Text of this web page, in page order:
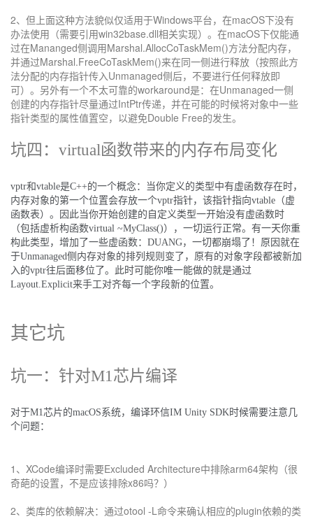
2、但上面这种方法貌似仅适用于Windows平台，在macOS下没有
办法使用（需要引用win32base.dll相关实现）。在macOS下仅能通
过在Mananged侧调用Marshal.AllocCoTaskMem()方法分配内存，
并通过Marshal.FreeCoTaskMem()来在同一侧进行释放（按照此方
法分配的内存指针传入Unmanaged侧后，不要进行任何释放即
可）。另外有一个不太可靠的workaround是：在Unmanaged一侧
创建的内存指针尽量通过IntPtr传递，并在可能的时候将对象中一些
指针类型的属性值置空，以避免Double Free的发生。
坑四：virtual函数带来的内存布局变化
vptr和vtable是C++的一个概念：当你定义的类型中有虚函数存在时，
内存对象的第一个位置会存放一个vptr指针，该指针指向vtable（虚
函数表）。因此当你开始创建的自定义类型一开始没有虚函数时
（包括虚析构函数virtual ~MyClass()），一切运行正常。有一天你重
构此类型，增加了一些虚函数：DUANG，一切都崩塌了！原因就在
于Unmanaged侧内存对象的排列规则变了，原有的对象字段都被新加
入的vptr往后面移位了。此时可能你唯一能做的就是通过
Layout.Explicit来手工对齐每一个字段新的位置。
其它坑
坑一：针对M1芯片编译
对于M1芯片的macOS系统，编译环信IM Unity SDK时候需要注意几
个问题：
1、XCode编译时需要Excluded Architecture中排除arm64架构（很
奇葩的设置，不是应该排除x86吗？）
2、类库的依赖解决：通过otool -L命令来确认相应的plugin依赖的类